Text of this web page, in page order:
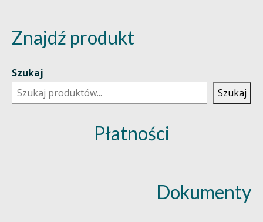
Znajdź produkt
Szukaj
Szukaj
Płatności
Dokumenty